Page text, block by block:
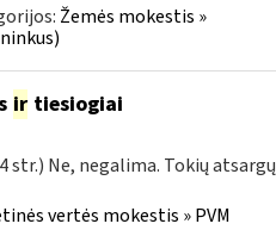
Žemės mokestis »
irtiesiogiai
str.) Ne, negalima. Tokių atsargų
vertės mokestis » PVM